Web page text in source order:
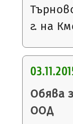
г. на
Обява
ООД